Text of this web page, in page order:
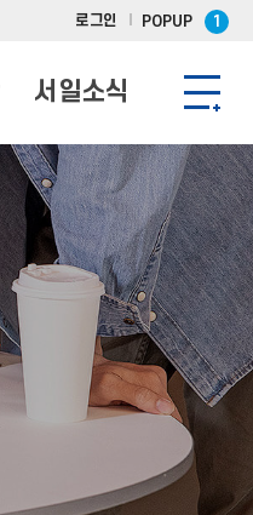
로그인 POPUP 1
서일소식